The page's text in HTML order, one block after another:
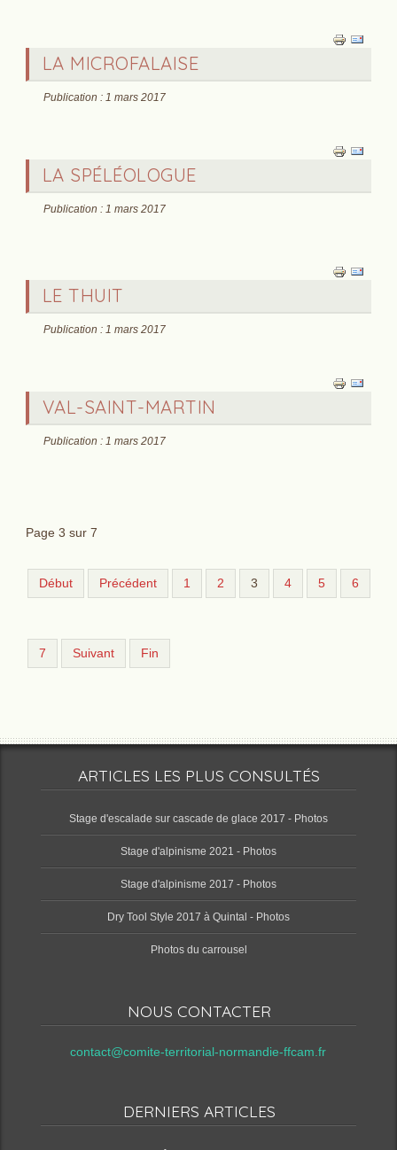
LA MICROFALAISE
Publication : 1 mars 2017
LA SPÉLÉOLOGUE
Publication : 1 mars 2017
LE THUIT
Publication : 1 mars 2017
VAL-SAINT-MARTIN
Publication : 1 mars 2017
Page 3 sur 7
Début Précédent 1 2 3 4 5 6
7 Suivant Fin
ARTICLES LES PLUS CONSULTÉS
Stage d'escalade sur cascade de glace 2017 - Photos
Stage d'alpinisme 2021 - Photos
Stage d'alpinisme 2017 - Photos
Dry Tool Style 2017 à Quintal - Photos
Photos du carrousel
NOUS CONTACTER
contact@comite-territorial-normandie-ffcam.fr
DERNIERS ARTICLES